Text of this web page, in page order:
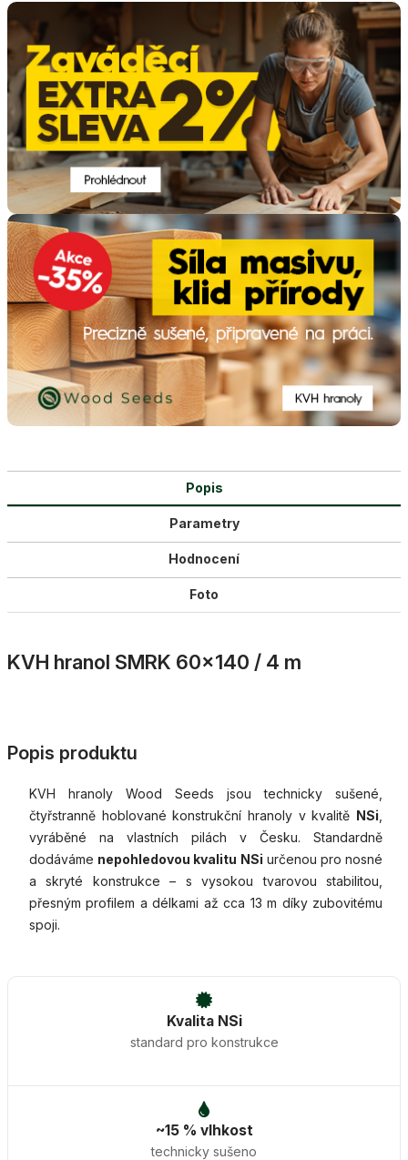
Popis
Parametry
Hodnocení
Foto
KVH hranol SMRK 60×140 / 4 m
Popis produktu
KVH hranoly Wood Seeds jsou technicky sušené,
čtyřstranně hoblované konstrukční hranoly v kvalitě NSi
vyráběné na vlastních pilách v Česku. Standardně
dodáváme nepohledovou kvalitu NSi určenou pro nosné
a skryté konstrukce – s vysokou tvarovou stabilitou,
přesným profilem a délkami až cca 13 m díky zubovitému
spoji.
Kvalita NSi
standard pro konstrukce
~15 % vlhkost
technicky sušeno